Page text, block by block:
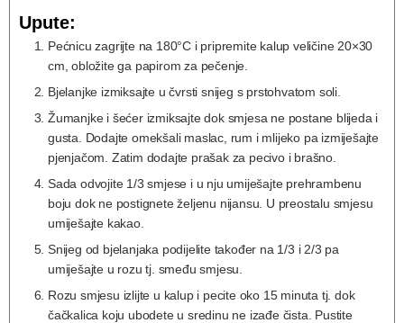
Upute:
Pećnicu zagrijte na 180°C i pripremite kalup veličine 20×30
cm, obložite ga papirom za pečenje.
Bjelanjke izmiksajte u čvrsti snijeg s prstohvatom soli.
Žumanjke i šećer izmiksajte dok smjesa ne postane blijeda i
gusta. Dodajte omekšali maslac, rum i mlijeko pa izmiješajte
pjenjačom. Zatim dodajte prašak za pecivo i brašno.
Sada odvojite 1/3 smjese i u nju umiješajte prehrambenu
boju dok ne postignete željenu nijansu. U preostalu smjesu
umiješajte kakao.
Snijeg od bjelanjaka podijelite također na 1/3 i 2/3 pa
umiješajte u rozu tj. smeđu smjesu.
Rozu smjesu izlijte u kalup i pecite oko 15 minuta tj. dok
čačkalica koju ubodete u sredinu ne izađe čista. Pustite